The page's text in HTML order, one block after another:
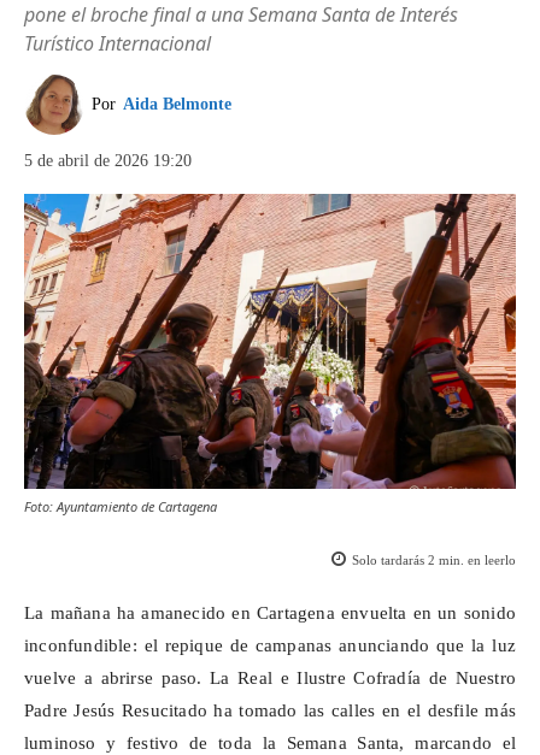
pone el broche final a una Semana Santa de Interés
Turístico Internacional
Por Aida Belmonte
5 de abril de 2026 19:20
Foto: Ayuntamiento de Cartagena
Solo tardarás 2 min. en leerlo
La mañana ha amanecido en Cartagena envuelta en un sonido
inconfundible: el repique de campanas anunciando que la luz
vuelve a abrirse paso. La Real e Ilustre Cofradía de Nuestro
Padre Jesús Resucitado ha tomado las calles en el desfile más
luminoso y festivo de toda la Semana Santa, marcando el